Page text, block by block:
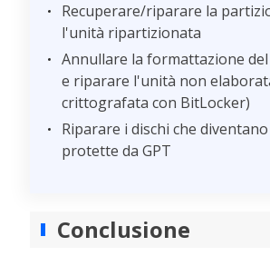
Recuperare/riparare la
l'unità ripartizionata
Annullare la formattazione
e riparare l'unità non
crittografata con BitLocker)
Riparare i dischi che
protette da GPT
Conclusione